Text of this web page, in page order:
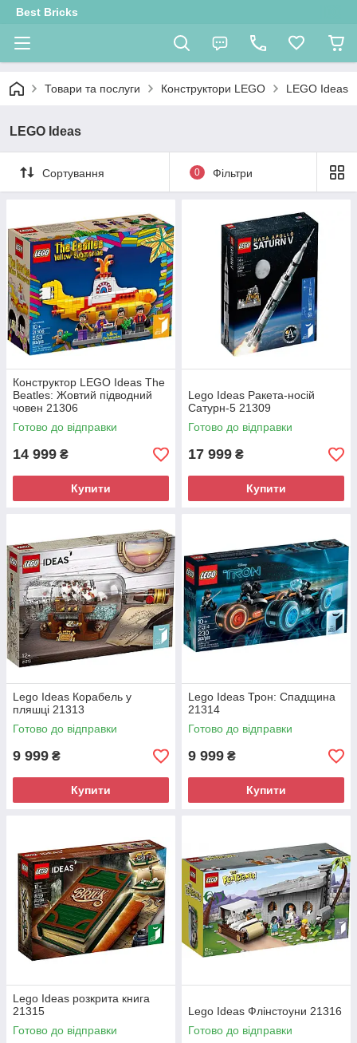
Best Bricks
Товари та послуги Конструктори LEGO LEGO Ideas
LEGO Ideas
Сортування 0 Фільтри
Конструктор LEGO Ideas The
Beatles: Жовтий підводний
човен 21306
Готово до відправки
14 999 ₴
Купити
Lego Ideas Ракета-носій
Сатурн-5 21309
Готово до відправки
17 999 ₴
Купити
Lego Ideas Корабель у
пляшці 21313
Готово до відправки
9 999 ₴
Купити
Lego Ideas Трон: Спадщина
21314
Готово до відправки
9 999 ₴
Купити
Lego Ideas розкрита книга
21315
Готово до відправки
Lego Ideas Флінстоуни 21316
Готово до відправки